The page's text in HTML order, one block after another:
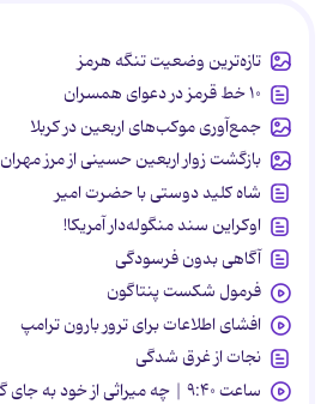
تازه‌ترین وضعیت تنگه هرمز
۱۰ خط قرمز در دعوای همسران
جمع‌آوری موکب‌های اربعین در کربلا
بازگشت زوار اربعین حسینی از مرز مهران
شاه کلید دوستی با حضرت امیر
اوکراین سند منگوله‌دار آمریکا!
آگاهی بدون فرسودگی
فرمول شکست پنتاگون
افشای اطلاعات برای ترور بارون ترامپ
نجات از غرق شدگی
ساعت ۹:۴۰ | چه میراثی از خود به جای گذاشت؟